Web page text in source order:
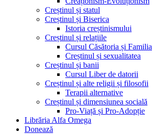
Creștinul și statul
Creștinul și Biserica
Istoria creștinismului
Creștinul și relațiile
Cursul Căsătoria și Familia
Creștinul și sexualitatea
Creștinul și banii
Cursul Liber de datorii
Creștinul și alte religii și filosofii
Terapii alternative
Creștinul și dimensiunea socială
Pro-Viață și Pro-Adopție
Librăria Alfa Omega
Donează